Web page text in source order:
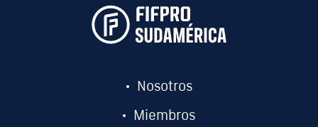
Nosotros
Miembros